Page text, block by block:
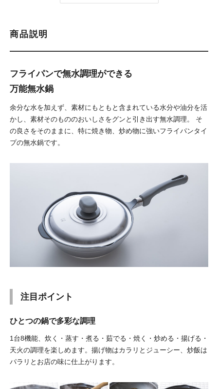
商品説明
フライパンで無水調理ができる
万能無水鍋
余分な水を加えず、素材にもともと含まれている水分や油分を活
かし、素材そのもののおいしさをグンと引き出す無水調理。
そ
の良さをそのままに、特に焼き物、炒め物に強いフライパンタイ
プの無水鍋です。
注目ポイント
ひとつの鍋で多彩な調理
1台8機能、炊く・蒸す・煮る・茹でる・焼く・炒める・揚げる・
天火の調理を楽しめます。 揚げ物はカラリとジューシー、炒飯は
パラリとお店の味に仕上がります。